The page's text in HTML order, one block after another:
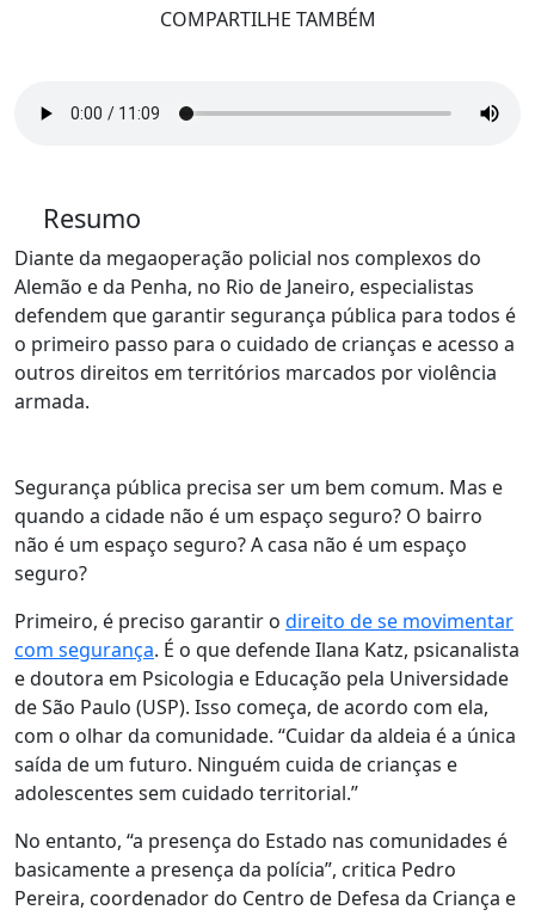
COMPARTILHE TAMBÉM
Resumo
Diante da megaoperação policial nos complexos do
Alemão e da Penha, no Rio de Janeiro, especialistas
defendem que garantir segurança pública para todos é
o primeiro passo para o cuidado de crianças e acesso a
outros direitos em territórios marcados por violência
armada.
Segurança pública precisa ser um bem comum. Mas e
quando a cidade não é um espaço seguro? O bairro
não é um espaço seguro? A casa não é um espaço
seguro?
Primeiro, é preciso garantir o direito de se movimentar
com segurança. É o que defende Ilana Katz, psicanalista
e doutora em Psicologia e Educação pela Universidade
de São Paulo (USP). Isso começa, de acordo com ela,
com o olhar da comunidade. “Cuidar da aldeia é a única
saída de um futuro. Ninguém cuida de crianças e
adolescentes sem cuidado territorial.”
No entanto, “a presença do Estado nas comunidades é
basicamente a presença da polícia”, critica Pedro
Pereira, coordenador do Centro de Defesa da Criança e